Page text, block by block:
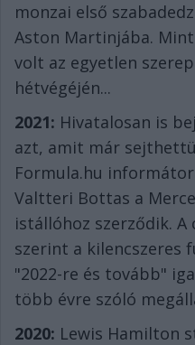
monzai első
Aston Martinjába.
volt az egyetlen
hétvégéjén...
2021: Hivatalosan is
azt, amit már
Formula.hu
Valtteri Bottas a
istállóhoz szerződik. A
szerint a kilencszeres
"2022-re és tovább"
több évre szóló
2020: Lewis Hamilton